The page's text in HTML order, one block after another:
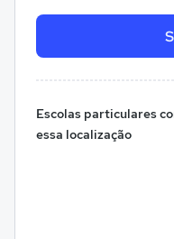
Escolas particulares
essa localização